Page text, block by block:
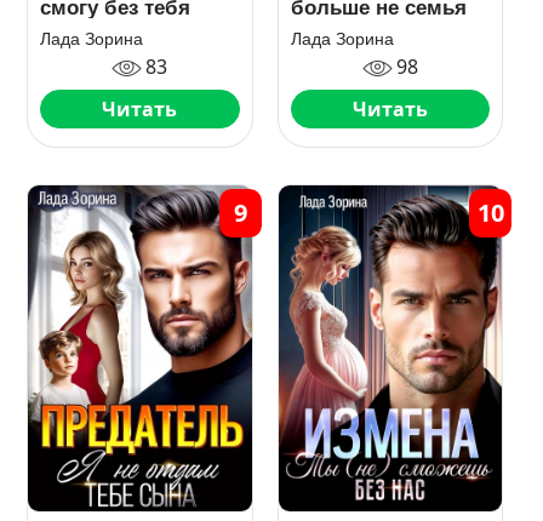
смогу без тебя
Лада Зорина
83
Читать
больше не семья
Лада Зорина
98
Читать
9 10